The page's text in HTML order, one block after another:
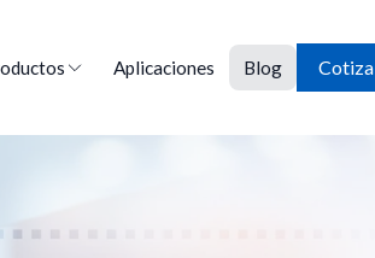
Aplicaciones Blog Cotiza